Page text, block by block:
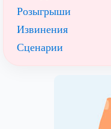
Розыгрыши
Извинения
Сценарии